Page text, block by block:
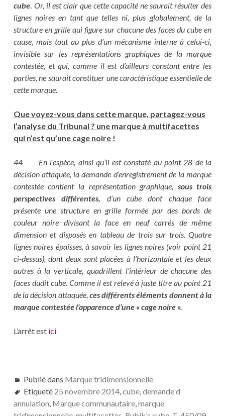
cube. Or, il est clair que cette capacité ne saurait résulter des
lignes noires en tant que telles ni, plus globalement, de la
structure en grille qui figure sur chacune des faces du cube en
cause, mais tout au plus d’un mécanisme interne à celui-ci,
invisible sur les représentations graphiques de la marque
contestée, et qui, comme il est d’ailleurs constant entre les
parties, ne saurait constituer une caractéristique essentielle de
cette marque.
Que voyez-vous dans cette marque, partagez-vous
l’analyse du Tribunal ? une marque à multifacettes
qui n’est qu’une cage noire !
44 En l’espèce, ainsi qu’il est constaté au point 28 de la
décision attaquée, la demande d’enregistrement de la marque
contestée contient la représentation graphique, sous trois
perspectives différentes, d’un cube dont chaque face
présente une structure en grille formée par des bords de
couleur noire divisant la face en neuf carrés de même
dimension et disposés en tableau de trois sur trois. Quatre
lignes noires épaisses, à savoir les lignes noires (voir point 21
ci-dessus), dont deux sont placées à l’horizontale et les deux
autres à la verticale, quadrillent l’intérieur de chacune des
faces dudit cube. Comme il est relevé à juste titre au point 21
de la décision attaquée, ces différents éléments donnent à la
marque contestée l’apparence d’une « cage noire ».
L’arrêt est ici
Publié dans Marque tridimensionnelle
Etiqueté 25 novembre 2014,cube,demande d
annulation, Marque communautaire,marque